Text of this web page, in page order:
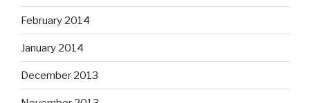
February 2014
January 2014
December 2013